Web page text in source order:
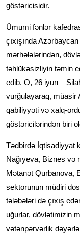
göstəricisidir.
Ümumi fənlər
çıxışında
mərhələlərindən,
təhlükəsizliyin təmin
edib. O, 26 iyun –
vurğulayaraq, müasir
qabiliyyəti və xalq-
göstəricilərindən biri
Tədbirdə İqtisadiyyat
Nağıyeva, Biznes və
Mətanət Qurbanova,
sektorunun müdiri
tələbələri də çıxış
uğurlar, dövlətimizin
vətənpərvərlik